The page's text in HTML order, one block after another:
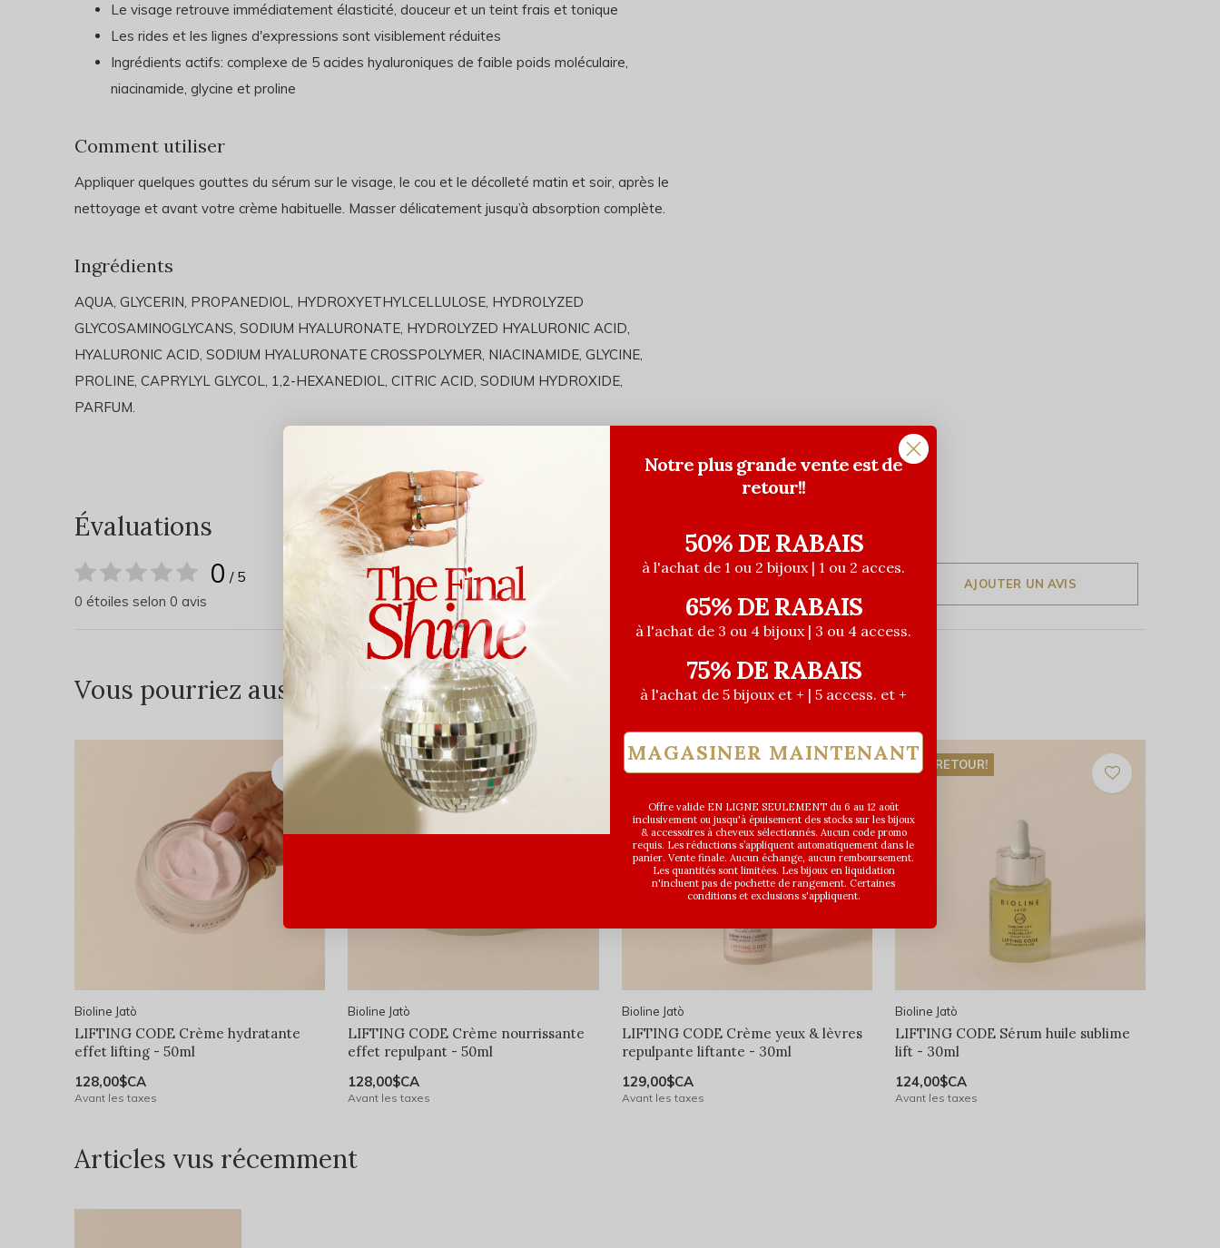
Le visage retrouve immédiatement élasticité, douceur et un teint frais et tonique
Les rides et les lignes d'expressions sont visiblement réduites
Ingrédients actifs: complexe de 5 acides hyaluroniques de faible poids moléculaire,
niacinamide, glycine et proline
Comment utiliser
Appliquer quelques gouttes du sérum sur le visage, le cou et le décolleté matin et soir, après le
nettoyage et avant votre crème habituelle. Masser délicatement jusqu’à absorption complète.
Ingrédients
AQUA, GLYCERIN, PROPANEDIOL, HYDROXYETHYLCELLULOSE, HYDROLYZED
GLYCOSAMINOGLYCANS, SODIUM HYALURONATE, HYDROLYZED HYALURONIC ACID,
HYALURONIC ACID, SODIUM HYALURONATE CROSSPOLYMER, NIACINAMIDE, GLYCINE,
PROLINE, CAPRYLYL GLYCOL, 1,2-HEXANEDIOL, CITRIC ACID, SODIUM HYDROXIDE,
PARFUM.
Évaluations
0 / 5
0 étoiles selon 0 avis
AJOUTER UN AVIS
Vous pourriez aussi aimer...
Bioline Jatò
LIFTING CODE Crème hydratante
effet lifting - 50ml
128,00$CA
Avant les taxes
Bioline Jatò
LIFTING CODE Crème nourrissante
effet repulpant - 50ml
128,00$CA
Avant les taxes
Bioline Jatò
LIFTING CODE Crème yeux & lèvres
repulpante liftante - 30ml
129,00$CA
Avant les taxes
DE RETOUR!
Bioline Jatò
LIFTING CODE Sérum huile sublime
lift - 30ml
124,00$CA
Avant les taxes
Articles vus récemment
Notre plus grande vente est de
retour!!
50% DE RABAIS
à l'achat de 1 ou 2 bijoux | 1 ou 2 acces.
65% DE RABAIS
à l'achat de 3 ou 4 bijoux | 3 ou 4 access.
75% DE RABAIS
à l'achat de 5 bijoux et + | 5 access. et +
MAGASINER MAINTENANT
Offre valide EN LIGNE SEULEMENT du 6 au 12 août
inclusivement ou jusqu'à épuisement des stocks sur les bijoux
& accessoires à cheveux sélectionnés. Aucun code promo
requis. Les réductions s’appliquent automatiquement dans le
panier. Vente finale. Aucun échange, aucun remboursement.
Les quantités sont limitées. Les bijoux en liquidation
n'incluent pas de pochette de rangement. Certaines
conditions et exclusions s'appliquent.